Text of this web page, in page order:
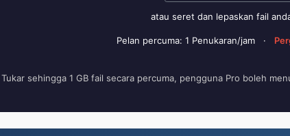
atau seret dan lepaskan fail
Pelan percuma: 1 Penukaran/jam ·
Tukar sehingga 1 GB fail secara percuma, pengguna Pro boleh